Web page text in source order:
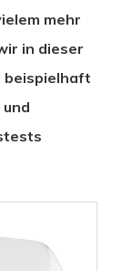
mehr
in dieser
beispielhaft